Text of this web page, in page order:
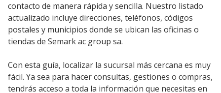
contacto de manera rápida y sencilla. Nuestro listado
actualizado incluye direcciones, teléfonos, códigos
postales y municipios donde se ubican las oficinas o
tiendas de Semark ac group sa.
Con esta guía, localizar la sucursal más cercana es muy
fácil. Ya sea para hacer consultas, gestiones o compras,
tendrás acceso a toda la información que necesitas en